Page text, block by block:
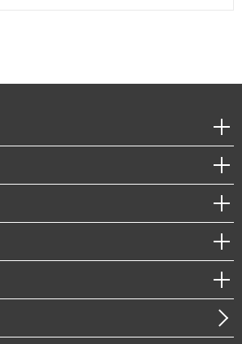
・コンプライアンス）・防災（政策）
連）